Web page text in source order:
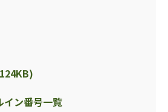
イン番号一覧